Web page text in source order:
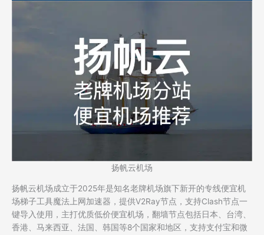
扬帆云机场
扬帆云机场成立于2025年是知名老牌机场旗下新开的专线便宜机
场梯子工具魔法上网加速器，提供V2Ray节点，支持Clash节点一
键导入使用，主打优质低价便宜机场，翻墙节点包括日本、台湾、
香港、马来西亚、法国、韩国等8个国家和地区，支持支付宝和微